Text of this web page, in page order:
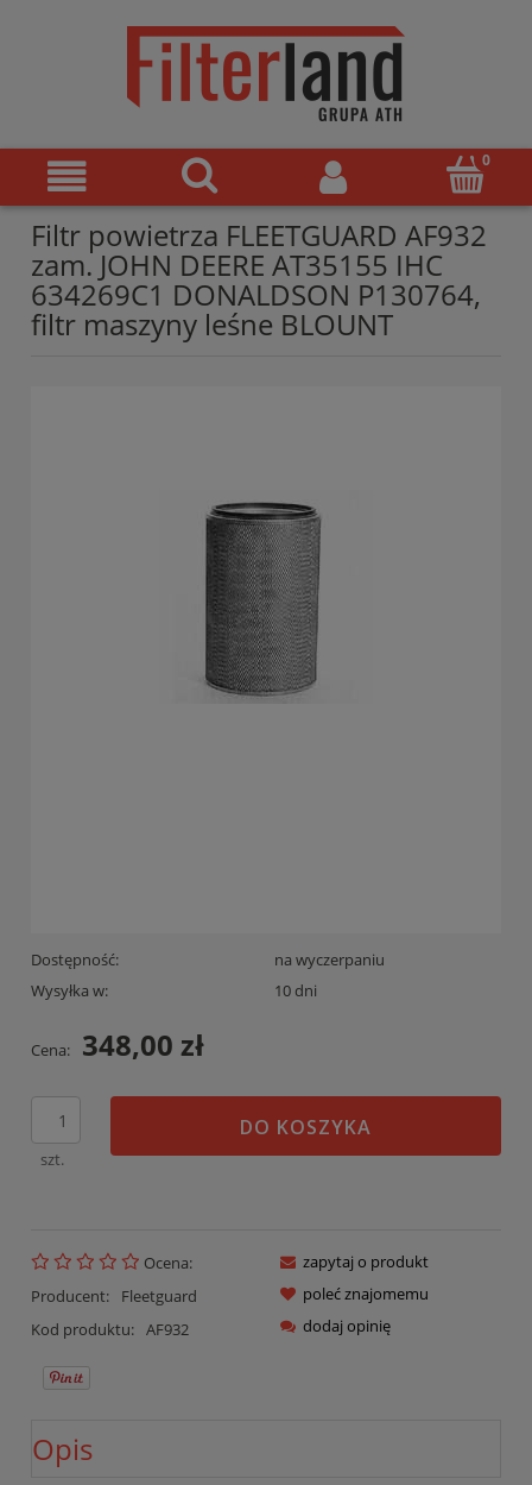
Filtr powietrza FLEETGUARD AF932
zam. JOHN DEERE AT35155 IHC
634269C1 DONALDSON P130764,
filtr maszyny leśne BLOUNT
Dostępność:
na wyczerpaniu
Wysyłka w:
10 dni
Cena: 348,00 zł
szt.
DO KOSZYKA
Ocena:
Producent:
Fleetguard
Kod produktu: AF932
zapytaj o produkt
poleć znajomemu
dodaj opinię
Opis